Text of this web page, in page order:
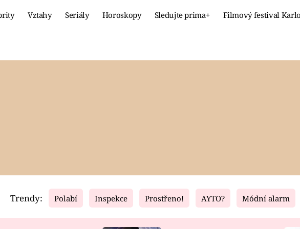
Vztahy Seriály Horoskopy Sledujte prima+ Filmový festival
Video Fresh Living
Trendy: Polabí Inspekce Prostřeno! AYTO? Módní alarm